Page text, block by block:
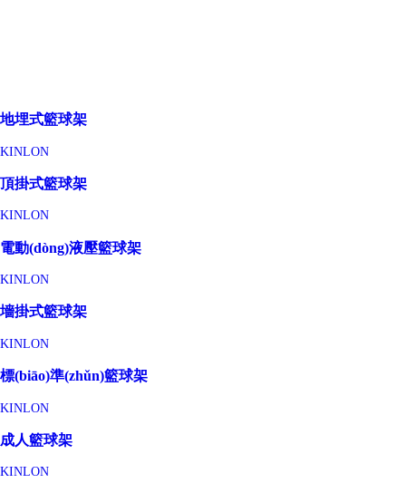
地埋式籃球架
KINLON
頂掛式籃球架
KINLON
電動(dòng)液壓籃球架
KINLON
墻掛式籃球架
KINLON
標(biāo)準(zhǔn)籃球架
KINLON
成人籃球架
KINLON